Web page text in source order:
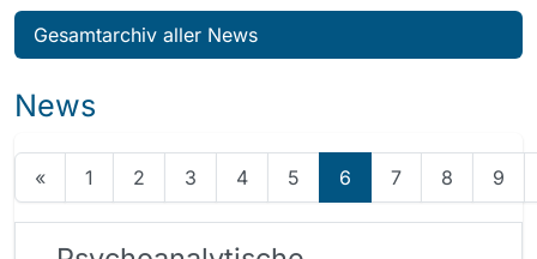
Gesamtarchiv aller News
News
« 1 2 3 4 5 6 7 8 9